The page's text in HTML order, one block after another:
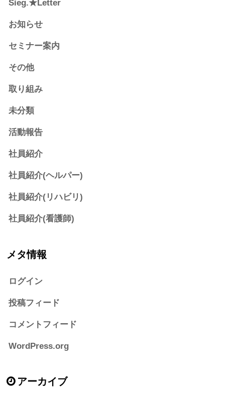
Sieg.★Letter
お知らせ
セミナー案内
その他
取り組み
未分類
活動報告
社員紹介
社員紹介(ヘルパー)
社員紹介(リハビリ)
社員紹介(看護師)
メタ情報
ログイン
投稿フィード
コメントフィード
WordPress.org
アーカイブ